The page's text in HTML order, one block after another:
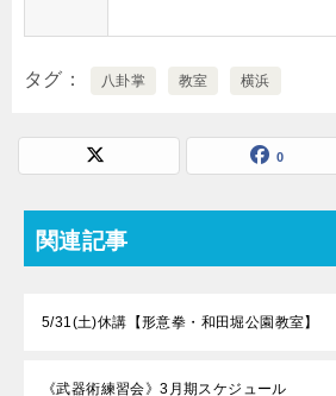
タグ 八卦掌 教室 横浜
0
関連記事
5/31(土)休講【形意拳・和田堀公園教室】
《武器術練習会》3月期スケジュール